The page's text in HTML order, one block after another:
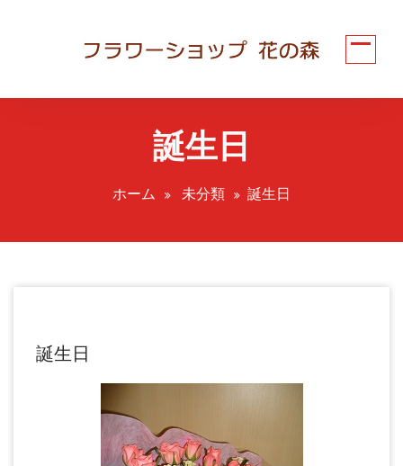
ツ
誕生日
ホーム 未分類 誕生日
誕生日